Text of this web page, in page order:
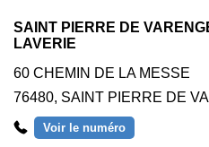
SAINT PIERRE DE
LAVERIE
60 CHEMIN DE LA MESSE
76480, SAINT PIERRE DE
Voir le numéro